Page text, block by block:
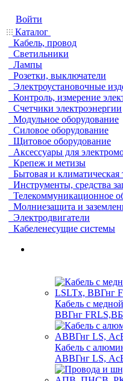
Войти
Каталог
Кабель, провод
Светильники
Лампы
Розетки, выключатели
Электроустановочные
Контроль, измерение
Счетчики электроэнергии
Модульное оборудование
Силовое оборудование
Щитовое оборудование
Аксессуары для
Крепеж и метизы
Бытовая и климатическая
Инструменты, средства
Телекоммуникационное
Молниезащита и
Электродвигатели
Кабеленесущие системы
Кабель с
ВВГнг
Кабель с
АВВГнг LS,